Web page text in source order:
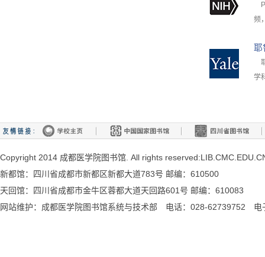
频
学
Copyright 2014 成都医学院图书馆. All rights
新都馆：四川省成都市新都区新都大道783号 邮编：610500
天回馆：四川省成都市金牛区蓉都大道天回路601号 邮编：610083
网站维护：成都医学院图书馆系统与技术部 电话：028-62739752 电